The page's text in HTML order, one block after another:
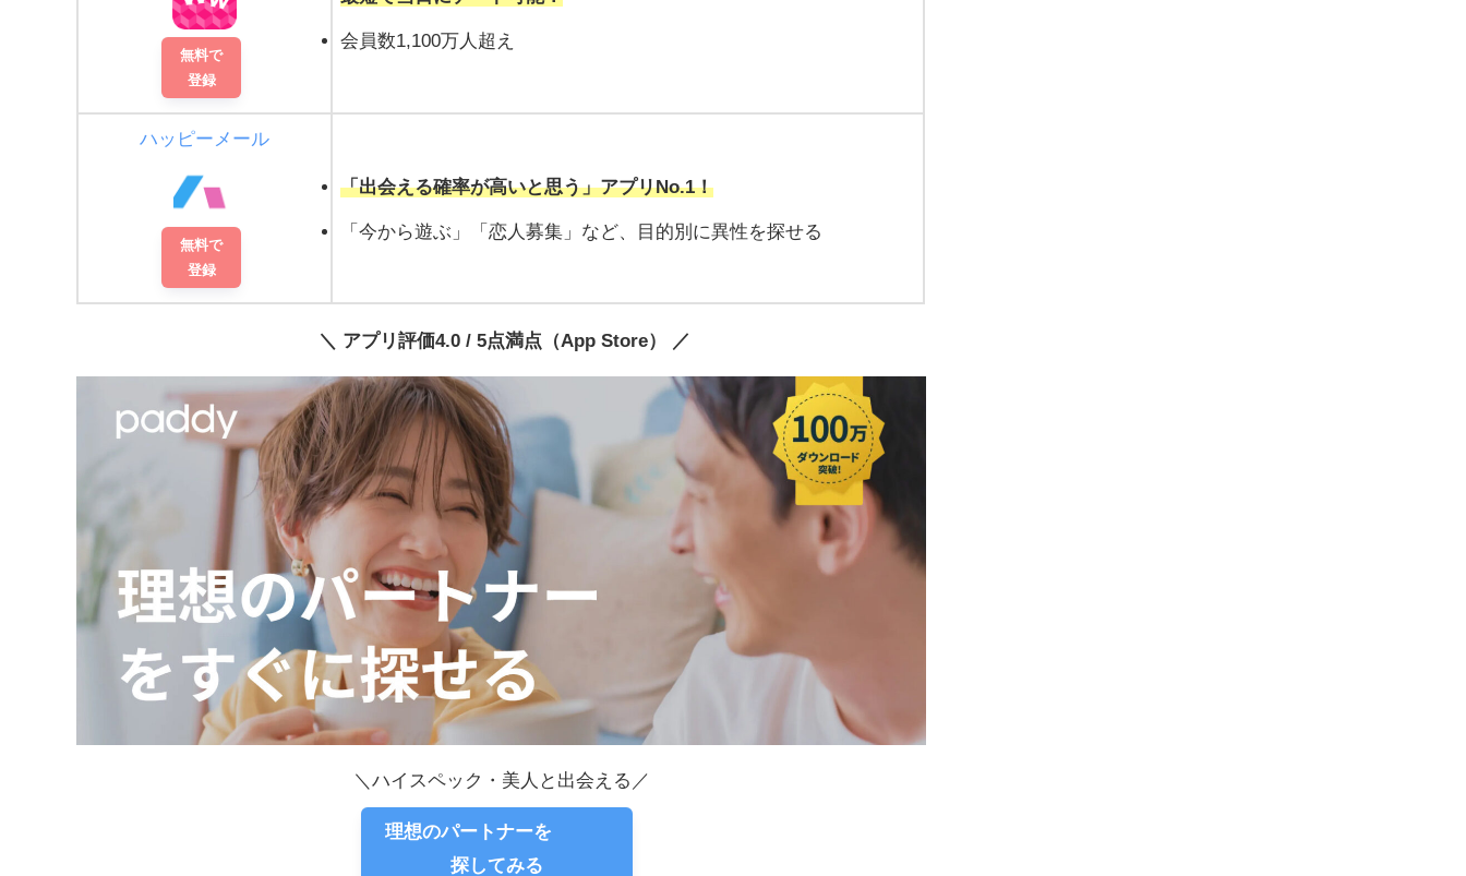
無料で
登録
会員数1,100万人超え
ハッピーメール
無料で
登録
「出会える確率が高いと思う」アプリNo.1！
「今から遊ぶ」「恋人募集」など、目的別に異性を探せる
＼ アプリ評価4.0 / 5点満点（App Store） ／
＼ハイスペック・美人と出会える／
理想のパートナーを
探してみる